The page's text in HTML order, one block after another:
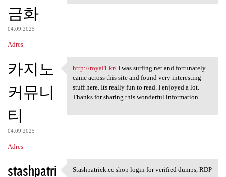
금화
04.09.2025
Adres
카지노
커뮤니
티
04.09.2025
Adres
http://royal1.kr/ I was
http://royal1.kr/I was surfing net and fortunately
came across this site and found very interesting
stuff here. Its really fun to read. I enjoyed a lot.
Thanks for sharing this wonderful information
stashpatri
Stashpatrick.cc shop login for verified dumps, RDP